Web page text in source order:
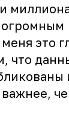
огромным
это
что
важнее,